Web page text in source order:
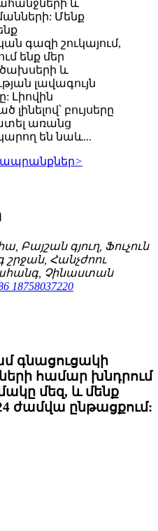
և
Մենք
գազի շուկայում,
ենք մեր
և
լավագույն
Լիովին
բույսերը
առանց
են նաև...
ապրանքներ>
Բայշան գյուղ, Ֆուչուն
շրջան, Հանչժոու
Չինաստան
18758037220
գնացուցակի
համար խնդրում
մեզ, և մենք
ժամվա ընթացքում: